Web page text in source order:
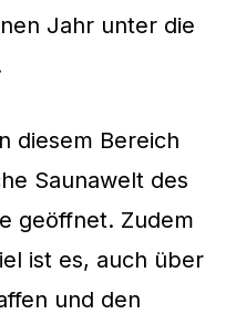
Jahr unter die
diesem Bereich
Saunawelt des
geöffnet. Zudem
ist es, auch über
und den